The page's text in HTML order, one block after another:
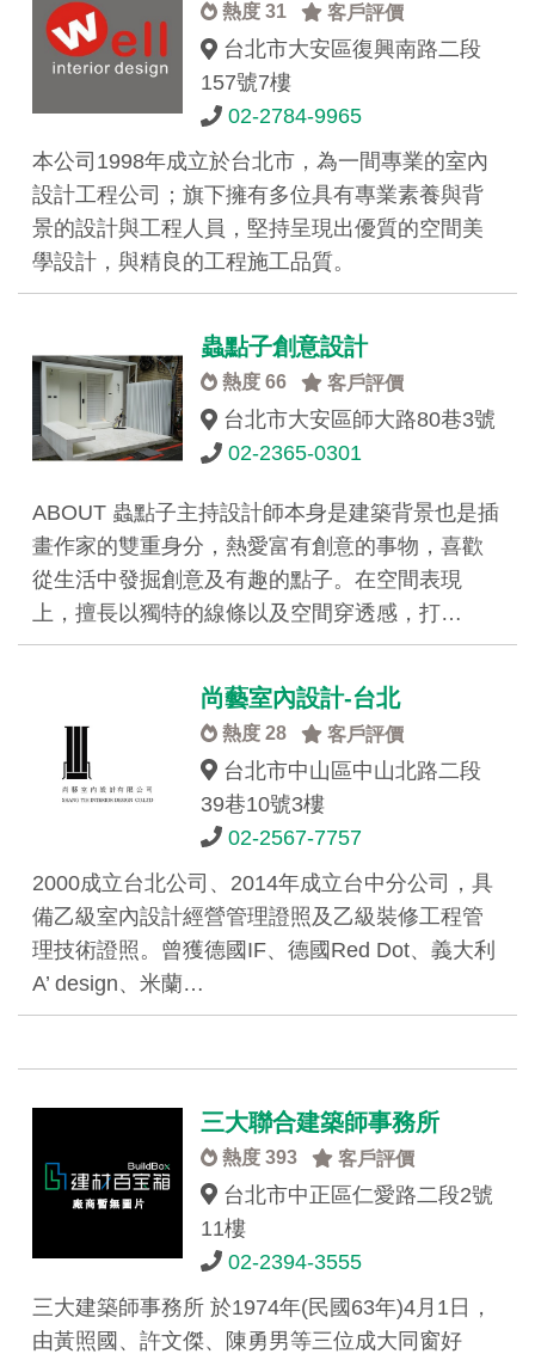
熱度 31 客戶評價
台北市大安區復興南路二段
157號7樓
02-2784-9965
本公司1998年成立於台北市，為一間專業的室內
設計工程公司；旗下擁有多位具有專業素養與背
景的設計與工程人員，堅持呈現出優質的空間美
學設計，與精良的工程施工品質。
蟲點子創意設計
熱度 66 客戶評價
台北市大安區師大路80巷3號
02-2365-0301
ABOUT 蟲點子主持設計師本身是建築背景也是插
畫作家的雙重身分，熱愛富有創意的事物，喜歡
從生活中發掘創意及有趣的點子。在空間表現
上，擅長以獨特的線條以及空間穿透感，打…
尚藝室內設計-台北
熱度 28 客戶評價
台北市中山區中山北路二段
39巷10號3樓
02-2567-7757
2000成立台北公司、2014年成立台中分公司，具
備乙級室內設計經營管理證照及乙級裝修工程管
理技術證照。曾獲德國IF、德國Red Dot、義大利
A’ design、米蘭…
三大聯合建築師事務所
熱度 393 客戶評價
台北市中正區仁愛路二段2號
11樓
02-2394-3555
三大建築師事務所 於1974年(民國63年)4月1日，
由黃照國、許文傑、陳勇男等三位成大同窗好